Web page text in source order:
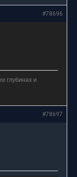
#78696
глубинах и
#78697